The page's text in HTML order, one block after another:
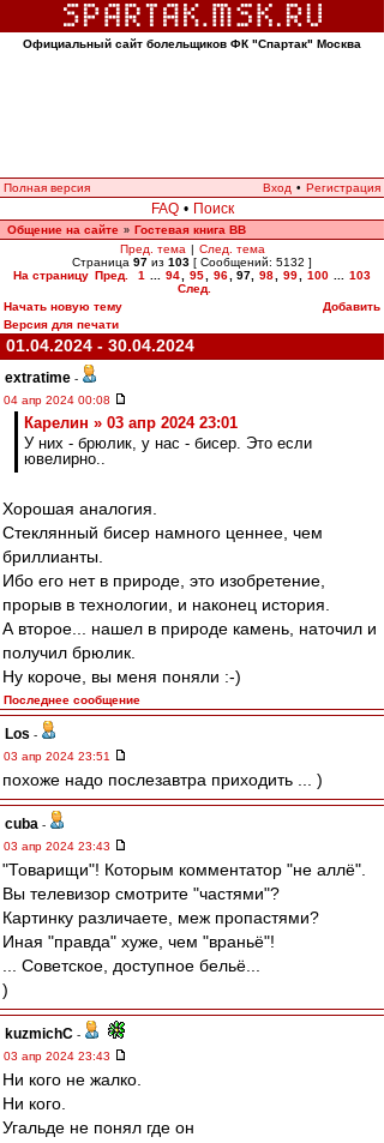
Официальный сайт болельщиков ФК "Спартак" Москва
Полная версия Вход • Регистрация
FAQ • Поиск
Общение на сайте » Гостевая книга ВВ
Пред. тема | След. тема
Страница 97 из 103 [ Сообщений: 5132 ]
На страницу Пред. 1 94 95 96 97 98 99 100
103
След.
Начать новую тему
Добавить
Версия для печати
01.04.2024 - 30.04.2024
extratime -
04 апр 2024 00:08
Карелин » 03 апр 2024 23:01
У них - брюлик, у нас - бисер. Это если
ювелирно..
Хорошая аналогия.
Стеклянный бисер намного ценнее, чем
бриллианты.
Ибо его нет в природе, это изобретение,
прорыв в технологии, и наконец история.
А второе... нашел в природе камень, наточил и
получил брюлик.
Ну короче, вы меня поняли :-)
Последнее сообщение
Los -
03 апр 2024 23:51
похоже надо послезавтра приходить ... )
cuba -
03 апр 2024 23:43
"Товарищи"! Которым комментатор "не аллё".
Вы телевизор смотрите "частями"?
Картинку различаете, меж пропастями?
Иная "правда" хуже, чем "враньё"!
... Советское, доступное бельё...
)
kuzmichC -
03 апр 2024 23:43
Ни кого не жалко.
Ни кого.
Угальде не понял где он